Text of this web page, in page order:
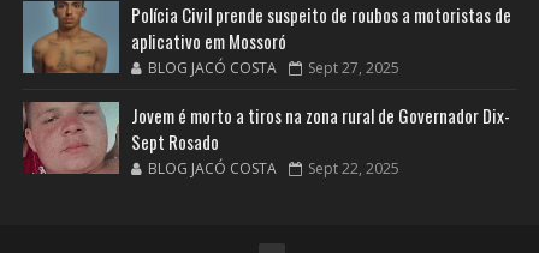
Polícia Civil prende suspeito de roubos a motoristas de
aplicativo em Mossoró
BLOG JACÓ COSTA Sept 27, 2025
Jovem é morto a tiros na zona rural de Governador Dix-
Sept Rosado
BLOG JACÓ COSTA Sept 22, 2025